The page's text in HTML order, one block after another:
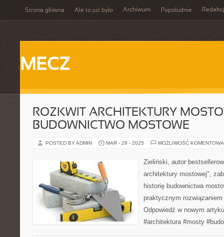
Strona główna Ale to już było Archiwum Popołudnie
MECZ
ROZKWIT ARCHITEKTURY
BUDOWNICTWO MOSTOWE
POSTED BY ADMIN MAR - 28 - 2025 MOŻLIWOŚĆ
Zieliński, autor
architektury mostowej",
historię budownictwa
praktycznym
Odpowiedź w nowym
#architektura #mosty